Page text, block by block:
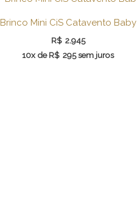
Brinco Mini CiS Catavento Baby
R$ 2.945
10x deR$ 295sem juros